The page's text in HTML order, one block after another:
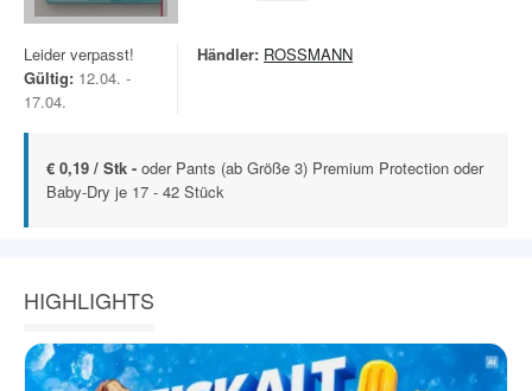
Leider verpasst!
Gültig: 12.04. -
17.04.
Händler: ROSSMANN
€ 0,19 / Stk - oder Pants (ab Größe 3) Premium Protection oder
Baby-Dry je 17 - 42 Stück
HIGHLIGHTS